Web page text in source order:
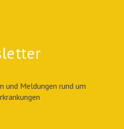
und Meldungen rund um